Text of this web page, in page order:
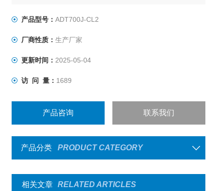
产品型号： ADT700J-CL2
厂商性质： 生产厂家
更新时间： 2025-05-04
访 问 量： 1689
产品咨询 联系我们
产品分类 PRODUCT CATEGORY
相关文章 RELATED ARTICLES